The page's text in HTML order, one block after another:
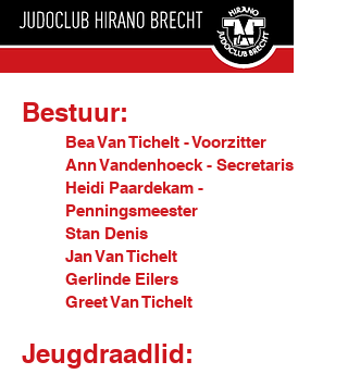
Bestuur:
Bea Van Tichelt - Voorzitter
Ann Vandenhoeck - Secretaris
Heidi Paardekam -
Penningsmeester
Stan Denis
Jan Van Tichelt
Gerlinde Eilers
Greet Van Tichelt
Jeugdraadlid: